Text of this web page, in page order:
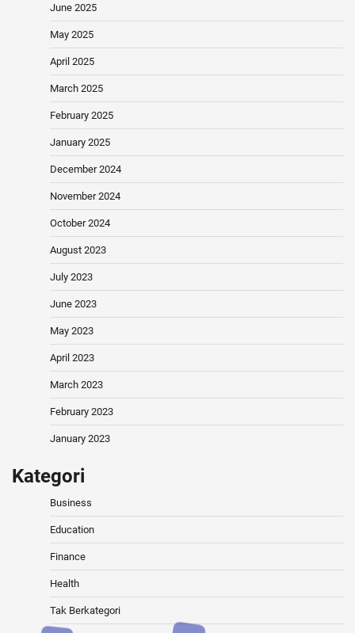
June 2025
May 2025
April 2025
March 2025
February 2025
January 2025
December 2024
November 2024
October 2024
August 2023
July 2023
June 2023
May 2023
April 2023
March 2023
February 2023
January 2023
Kategori
Business
Education
Finance
Health
Tak Berkategori